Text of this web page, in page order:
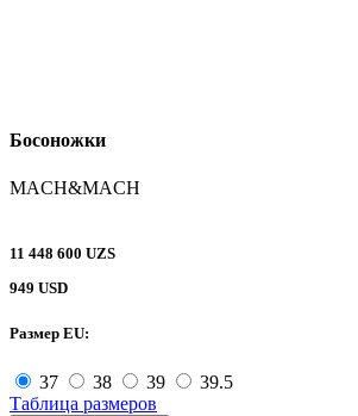
Босоножки
MACH&MACH
11 448 600 UZS
949 USD
Размер EU:
37 38 39
39.5
Таблица размеров